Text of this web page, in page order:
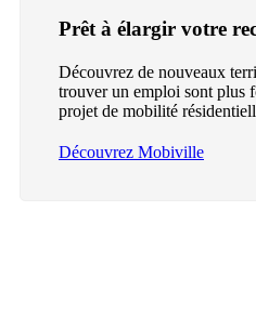
Prêt à élargir votre
Découvrez de nouveaux
trouver un emploi sont plus
projet de mobilité
Découvrez Mobiville